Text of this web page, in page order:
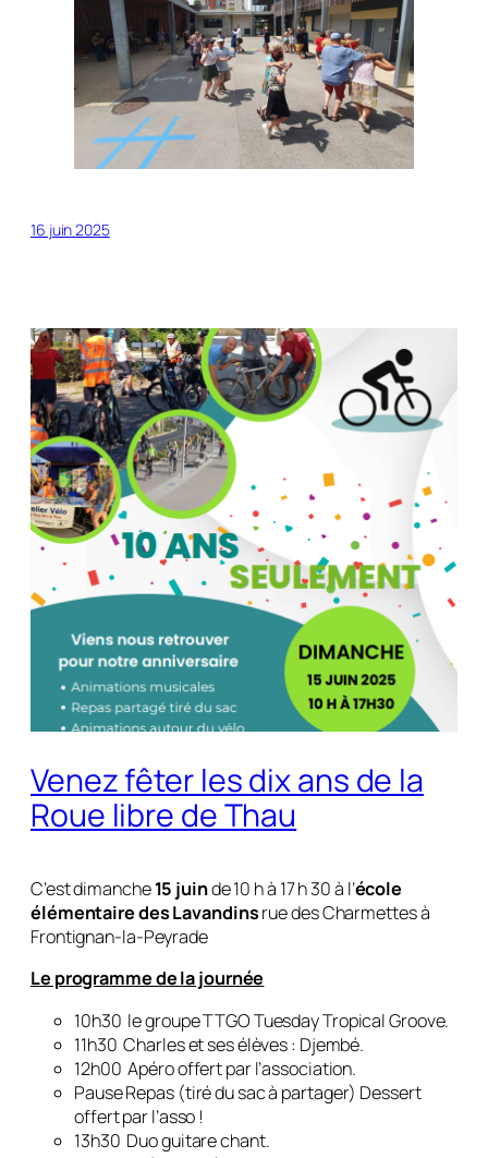
16 juin 2025
Venez fêter les dix ans de la
Roue libre de Thau
C’est dimanche15 juinde 10 h à 17 h 30 à l’école
élémentaire des Lavandinsrue des Charmettes à
Frontignan-la-Peyrade
Le programme de la journée
10h30 le groupe TTGO Tuesday Tropical Groove.
11h30 Charles et ses élèves : Djembé.
12h00 Apéro offert par l’association.
Pause Repas (tiré du sac à partager) Dessert
offert par l’asso !
13h30 Duo guitare chant.